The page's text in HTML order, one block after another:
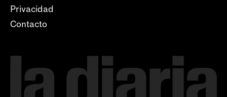
Privacidad
Contacto